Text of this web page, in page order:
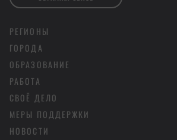
РЕГИОНЫ
ГОРОДА
ОБРАЗОВАНИЕ
РАБОТА
СВОЁ ДЕЛО
МЕРЫ ПОДДЕРЖКИ
НОВОСТИ